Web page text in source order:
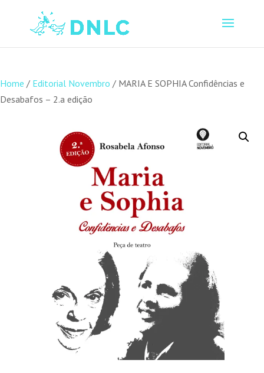
Home / Editorial Novembro / MARIA E SOPHIA Confidências e
Desabafos – 2.a edição